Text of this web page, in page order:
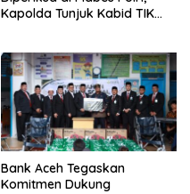
Kapolda Tunjuk Kabid TIK
Bank Aceh Tegaskan
Komitmen Dukung